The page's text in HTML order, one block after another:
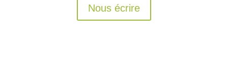
Nous écrire